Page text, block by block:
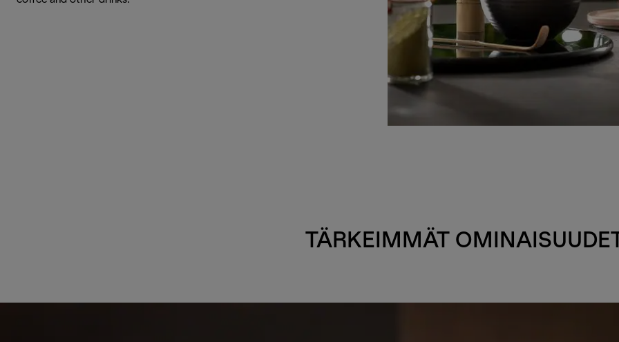
TÄRKEIMMÄT